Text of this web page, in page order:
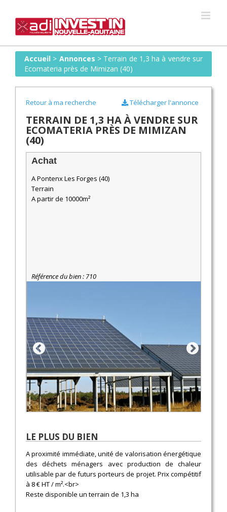
content
Accueil > Annonces > Terrain de 1,3 ha à vendre sur
Ecomateria près de Mimizan (40)
Retour à ma recherche
TERRAIN DE 1,3 HA À VENDRE SUR
ECOMATERIA PRÈS DE MIMIZAN
(40)
Télécharger l'annonce
Achat
A Pontenx Les Forges (40)
Terrain
A partir de 10000m²
Référence du bien : 710
LE PLUS DU BIEN
A proximité immédiate, unité de valorisation énergétique
des déchets ménagers avec production de chaleur
utilisable par de futurs porteurs de projet. Prix compétitif
à 8 € HT / m².<br>
Reste disponible un terrain de 1,3 ha